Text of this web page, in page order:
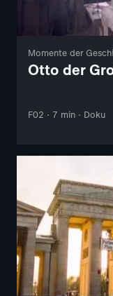
Momente der
Otto der
F02 · 7 min · Doku